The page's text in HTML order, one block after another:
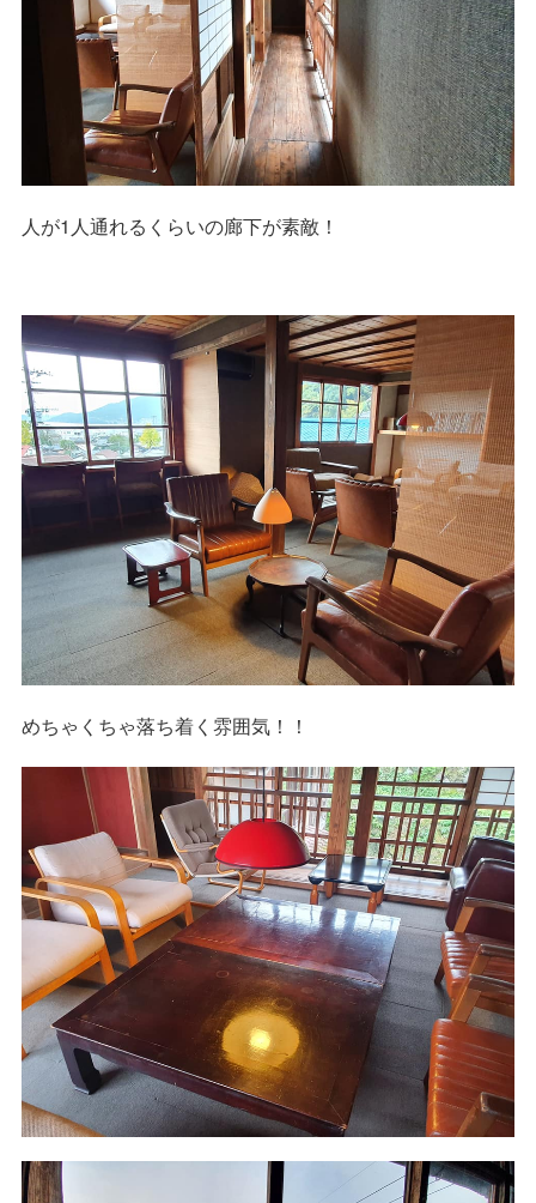
人が1人通れるくらいの廊下が素敵！
めちゃくちゃ落ち着く雰囲気！！